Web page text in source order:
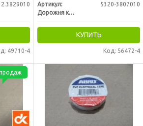
49710-4
Артикул:
5320-3807010
Дорожня карта
КУПИТЬ
Код: 56472-4